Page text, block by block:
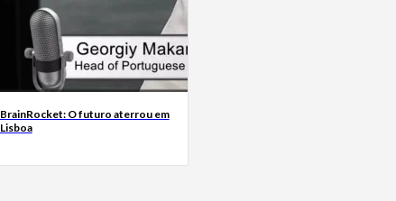
BrainRocket: O futuro aterrou em
Lisboa